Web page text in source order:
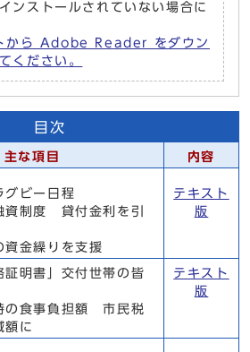
ンストールされていない場合に
から Adobe Reader をダウン
ください。
目次
主な項目 内容
グビー日程
資制度 貸付金利を引
資金繰りを支援
テキスト
版
明書」交付世帯の皆
の食事負担額 市民税
額に
テキスト
版